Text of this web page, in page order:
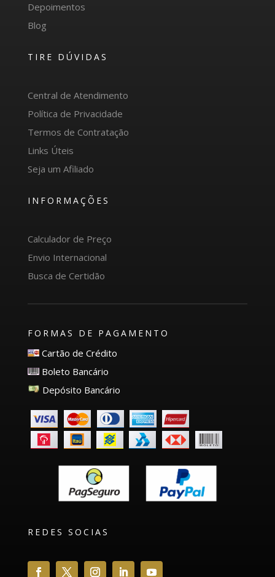
Depoimentos
Blog
TIRE DÚVIDAS
Central de Atendimento
Política de Privacidade
Termos de Contratação
Links Úteis
Seja um Afiliado
INFORMAÇÕES
Calculador de Preço
Envio Internacional
Busca de Certidão
FORMAS DE PAGAMENTO
Cartão de Crédito
Boleto Bancário
Depósito Bancário
REDES SOCIAS